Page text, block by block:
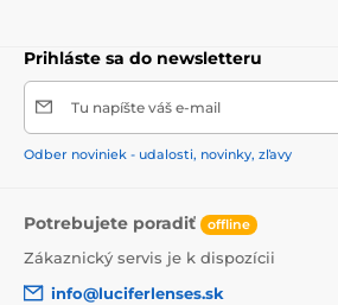
Prihláste sa do newsletteru
Tu napíšte váš e-mail
Odber noviniek - udalosti, novinky, zľavy
Potrebujete poradiť offline
Zákaznický servis je k dispozícii
info@luciferlenses.sk